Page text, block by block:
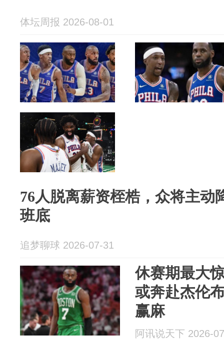
体坛周报 2026-08-01
76人脱离薪资桎梏，众将主动
班底
追梦聊球 2026-07-31
休赛期最大
或奔赴杰伦
赢麻
阿讯说天下 2026-